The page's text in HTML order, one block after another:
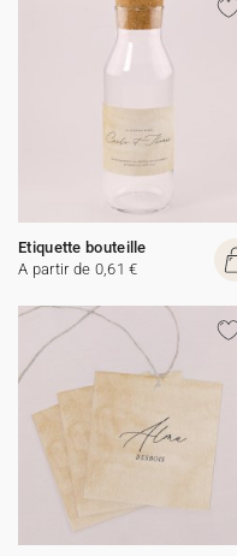
Etiquette bouteille
A partir de 0,61 €